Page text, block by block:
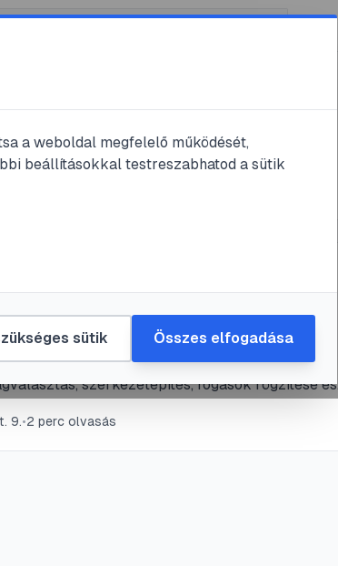
építés, biztonság
falmászófal megtervezéséhez és
szerkezetépítés, fogások rögzítése és
Gyakorlati példák, konkrét méretek és
a kivitelezést.
9.•2 perc olvasás
a weboldal megfelelő működését,
beállításokkal testreszabhatod a sütik
sütik Összes elfogadása